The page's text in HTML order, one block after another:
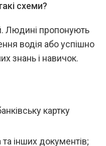
схеми?
Людині пропонують
водія або успішно
знань і навичок.
картку
та інших документів;